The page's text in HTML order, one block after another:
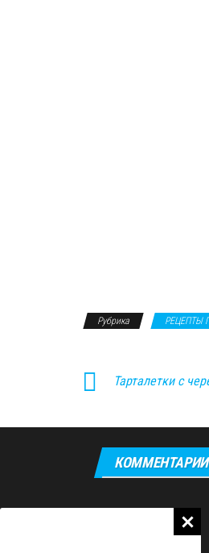
Рубрика РЕЦЕПТЫ
Тарталетки с
КОММЕНТАРИИ